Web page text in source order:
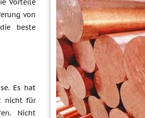
Vorteile
von
beste
Es hat
nicht für
Nicht